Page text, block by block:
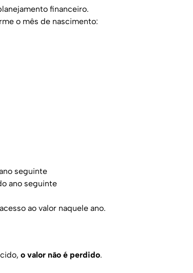
financeiro.
o mês de nascimento:
seguinte
ano seguinte
ao valor naquele ano.
o valor não é perdido.